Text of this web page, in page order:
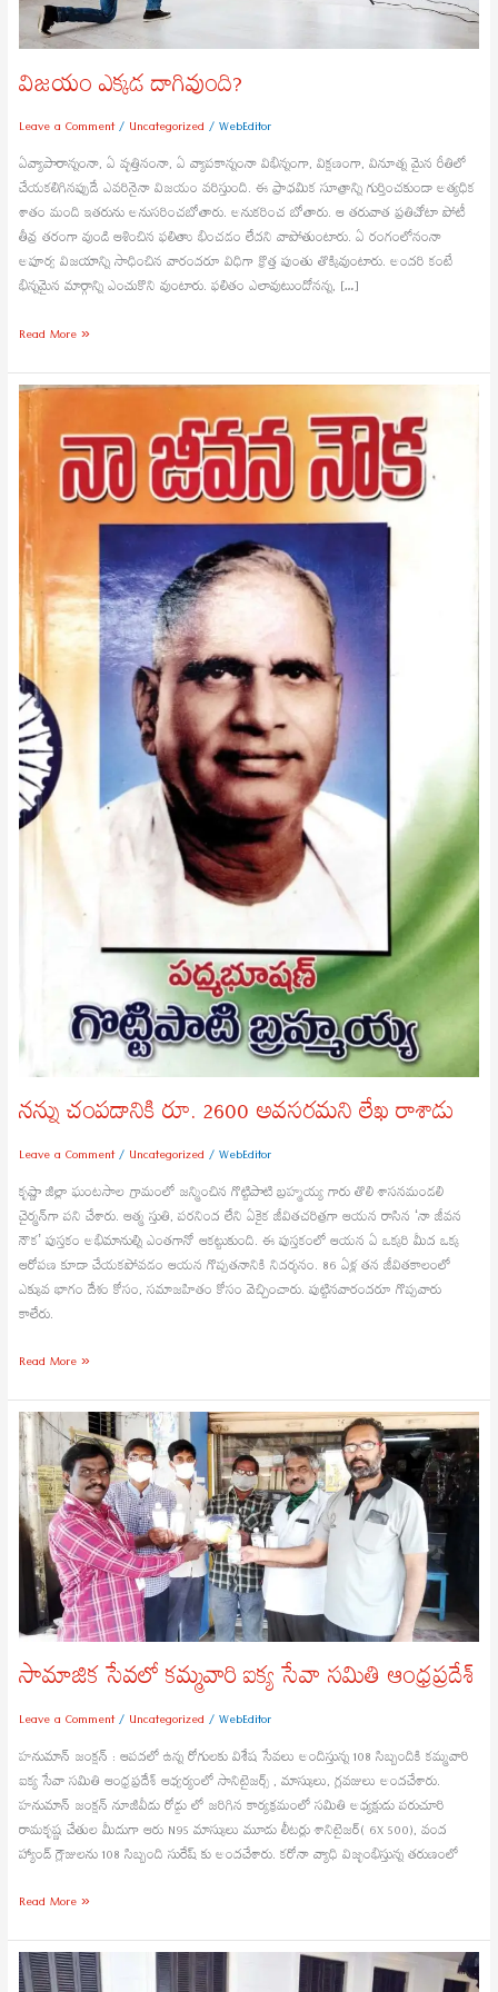
విజయం ఎక్కడ దాగివుంది?
Leave a Comment/ Uncategorized /WebEditor
ఏవ్యాపారాన్నంనా, ఏ వృత్తినంనా, ఏ వ్యాపకాన్నంనా విభిన్నంగా, విక్షణంగా, వినూత్న మైన రీతిలో
చేయకలిగినప్పుడే ఎవరినైనా విజయం వరిస్తుంది. ఈ ప్రాధమిక సూత్రాన్ని గుర్తించకుండా అత్యధిక
శాతం మంది ఇతరును అనుసరించబోతారు. అనుకరించ బోతారు. ఆ తరువాత ప్రతిచోటా పోటీ
తీవ్ర తరంగా వుండి ఆశించిన ఫలితాు భించడం లేదని వాపోతుంటారు. ఏ రంగంలోనంనా
అపూర్వ విజయాన్ని సాధించిన వారందరూ విధిగా క్రొత్త పుంతు తొక్కివుంటారు. అందరి కంటే
భిన్నమైన మార్గాన్ని ఎంచుకొని వుంటారు. ఫలితం ఎలావుటుందోనన్న, […]
Read More »
నన్ను చంపడానికి రూ. 2600 అవసరమని లేఖ రాశాడు
Leave a Comment/ Uncategorized /WebEditor
కృష్ణా జిల్లా ఘంటసాల గ్రామంలో జన్మించిన గొట్టిపాటి బ్రహ్మయ్య గారు తొలి శాసనమండలి
చైర్మన్‌గా పని చేశారు. ఆత్మ స్తుతి, పరనింద లేని ఏకైక జీవితచరిత్రగా ఆయన రాసిన ‘నా జీవన
నౌక’ పుస్తకం అభిమానుల్ని ఎంతగానో ఆకట్టుకుంది. ఈ పుస్తకంలో ఆయన ఏ ఒక్కరి మీద ఒక్క
ఆరోపణ కూడా చేయకపోవడం ఆయన గొప్పతనానికి నిదర్శనం. 86 ఏళ్ల తన జీవితకాలంలో
ఎక్కువ భాగం దేశం కోసం, సమాజహితం కోసం వెచ్చించారు. పుట్టినవారందరూ గొప్పవారు
కాలేరు.
నన్ను
చంపడానికి
రూ.
2600
అవసరమని
రాశాడు
Read More »
సామాజిక సేవలో కమ్మవారి ఐక్య సేవా సమితి ఆంధ్రప్రదేశ్
Leave a Comment/ Uncategorized /WebEditor
హనుమాన్ జంక్షన్ : ఆపదలో ఉన్న రోగులకు విశేష సేవలు అందిస్తున్న 108 సిబ్బందికి కమ్మవారి
ఐక్య సేవా సమితి ఆంధ్రప్రదేశ్ ఆధ్వర్యంలో సానిటైజర్స్ , మాస్కులు, గ్లవజులు అందచేశారు.
హనుమాన్ జంక్షన్ నూజివీడు రోడ్డు లో జరిగిన కార్యక్రమంలో సమితి అధ్యక్షుడు పరుచూరి
రామకృష్ణ చేతుల మీదుగా ఆరు N95 మాస్కులు మూడు లీటర్లు శానిటైజర్( 6X 500), వంద
హ్యాండ్ గ్లౌజులను 108 సిబ్బంది సురేష్ కు అందచేశారు. కరోనా వ్యాధి విజృంభిస్తున్న తరుణంలో
సామాజిక
సేవలో
కమ్మవారి
ఐక్య
సేవా
సమితి
ఆంధ్రప్రదేశ్
Read More »
కల్లోల